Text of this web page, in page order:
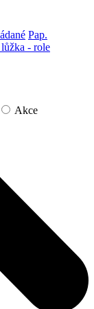
Pap.
- role
Akce